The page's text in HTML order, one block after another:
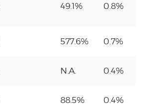
49.1% 0.8%
577.6% 0.7%
N.A. 0.4%
88.5% 0.4%